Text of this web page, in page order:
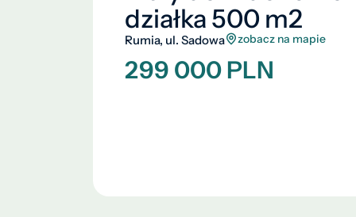
działka 500 m2
Rumia, ul. Sadowa zobacz na mapie
299 000 PLN